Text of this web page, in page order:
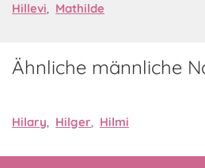
Hillevi, Mathilde
Ähnliche männliche
Hilary, Hilger, Hilmi